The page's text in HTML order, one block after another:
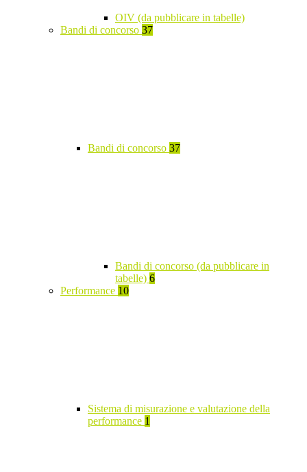
OIV (da pubblicare in tabelle)
Bandi di concorso 37
Bandi di concorso 37
Bandi di concorso (da pubblicare in
tabelle) 6
Performance 10
Sistema di misurazione e valutazione della
performance 1